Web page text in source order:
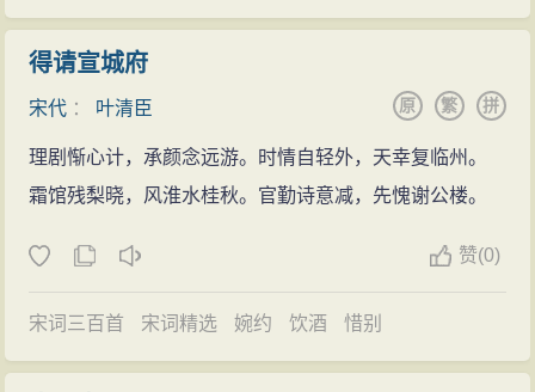
得请宣城府
宋代 ： 叶清臣 拼
繁
原
理剧惭心计，承颜念远游。时情自轻外，天幸复临州。
霜馆残梨晓，风淮水桂秋。官勤诗意减，先愧谢公楼。
赞(0)
宋词三百首 宋词精选 婉约 饮酒 惜别